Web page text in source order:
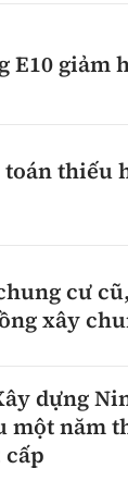
E10 giảm
thiếu
cư
xây
dựng
một năm
cấp